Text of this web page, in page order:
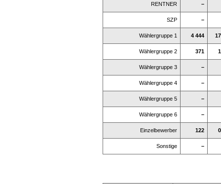
RENTNER –
SZP –
Wählergruppe 1 4 444
Wählergruppe 2 371
Wählergruppe 3 –
Wählergruppe 4 –
Wählergruppe 5 –
Wählergruppe 6 –
Einzelbewerber 122
Sonstige –